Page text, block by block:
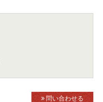
問い合わせる